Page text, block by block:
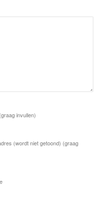
(graag invullen)
(wordt niet getoond) (graag